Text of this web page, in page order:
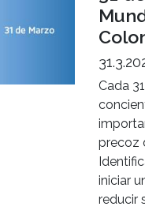
crónica
aire o
cerrado
pecho
tos,
paso
Leer
31